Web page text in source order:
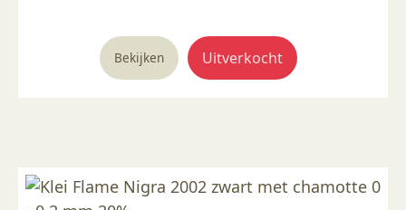
productpagina
Bekijken Uitverkocht